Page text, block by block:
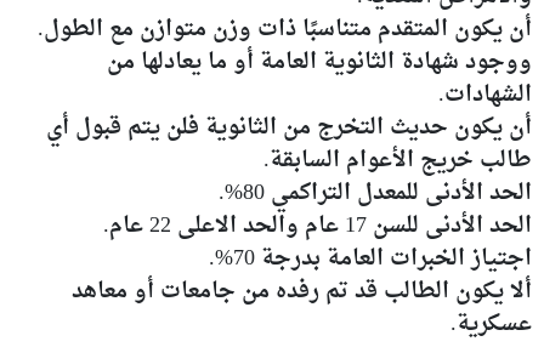
أن يكون المتقدم متناسبًا ذات وزن متوازن مع الطول.
ووجود شهادة الثانوية العامة أو ما يعادلها من
الشهادات.
أن يكون حديث التخرج من الثانوية فلن يتم قبول أي
طالب خريج الأعوام السابقة.
الحد الأدنى للمعدل التراكمي 80%.
الحد الأدنى للسن 17 عام والحد الاعلى 22 عام.
اجتياز الخبرات العامة بدرجة 70%.
ألا يكون الطالب قد تم رفده من جامعات أو معاهد
عسكرية.